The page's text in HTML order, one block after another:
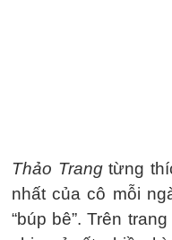
Thảo Trangtừng
nhất của cô mỗi
“búp bê”. Trên